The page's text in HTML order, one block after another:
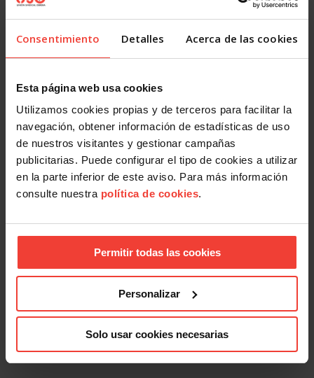
Consentimiento Detalles Acerca de las cookies
Esta página web usa cookies
Utilizamos cookies propias y de terceros para facilitar la
navegación, obtener información de estadísticas de uso
de nuestros visitantes y gestionar campañas
publicitarias. Puede configurar el tipo de cookies a utilizar
en la parte inferior de este aviso. Para más información
consulte nuestra política de cookies.
Permitir todas las cookies
Personalizar
Solo usar cookies necesarias
FEDERACIÓN DE SERVICIOS
FEDERACIÓN ESTATAL
C/ Príncipe de Vergara, 13 7º